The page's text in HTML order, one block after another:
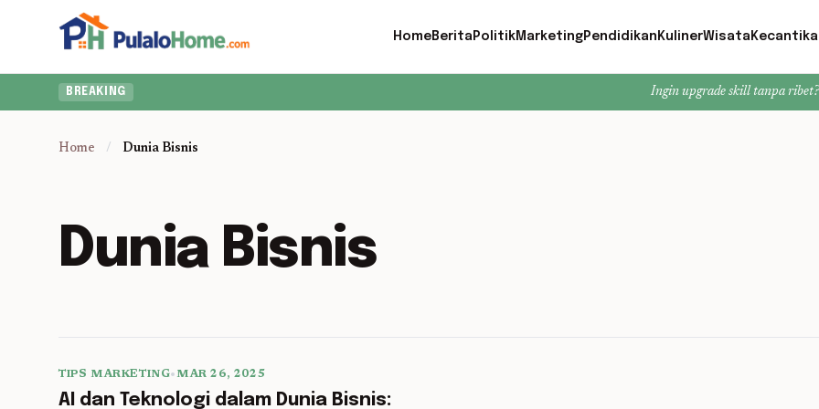
HomeBerita PolitikMarketingPendidikan KulinerWisata
BREAKING Ingin upgrade skill tanpa ribet?
Home / Dunia Bisnis
Dunia Bisnis
5 min read
TIPS MARKETING•MAR 26, 2025
AI dan Teknologi dalam Dunia Bisnis: